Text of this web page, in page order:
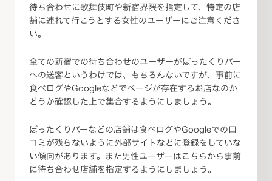
待ち合わせに歌舞伎町や新宿界隈を指定して、特定の店
舗に連れて行こうとする女性のユーザーにご注意くださ
い。
全ての新宿での待ち合わせのユーザーがぼったくりバー
への送客というわけでは、もちろんないですが、事前に
食べログやGoogleなどでページが存在するお店なのか
どうか確認した上で集合するようにしましょう。
ぼったくりバーなどの店舗は食べログやGoogleでの口
コミが残らないように外部サイトなどに登録をしていな
い傾向があります。また男性ユーザーはこちらから事前
に待ち合わせ店舗を指定するようにしましょう。